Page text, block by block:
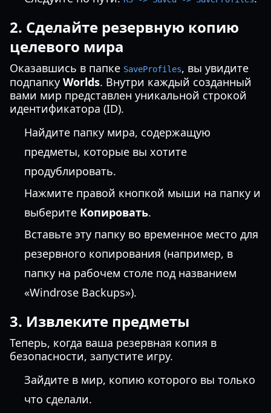
2. Сделайте резервную копию
целевого мира
Оказавшись в папке SaveProfiles, вы увидите
подпапку Worlds. Внутри каждый созданный
вами мир представлен уникальной строкой
идентификатора (ID).
Найдите папку мира, содержащую
предметы, которые вы хотите
продублировать.
Нажмите правой кнопкой мыши на папку и
выберите Копировать.
Вставьте эту папку во временное место для
резервного копирования (например, в
папку на рабочем столе под названием
«Windrose Backups»).
3. Извлеките предметы
Теперь, когда ваша резервная копия в
безопасности, запустите игру.
Зайдите в мир, копию которого вы только
что сделали.